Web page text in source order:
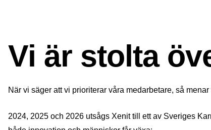
Vi är stolta
När vi säger att vi prioriterar våra medarbetare, så
2024, 2025 och 2026 utsågs Xenit till ett av Sveriges